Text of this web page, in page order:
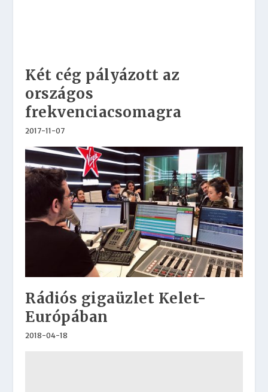
Két cég pályázott az
országos
frekvenciacsomagra
2017-11-07
Rádiós gigaüzlet Kelet-
Európában
2018-04-18